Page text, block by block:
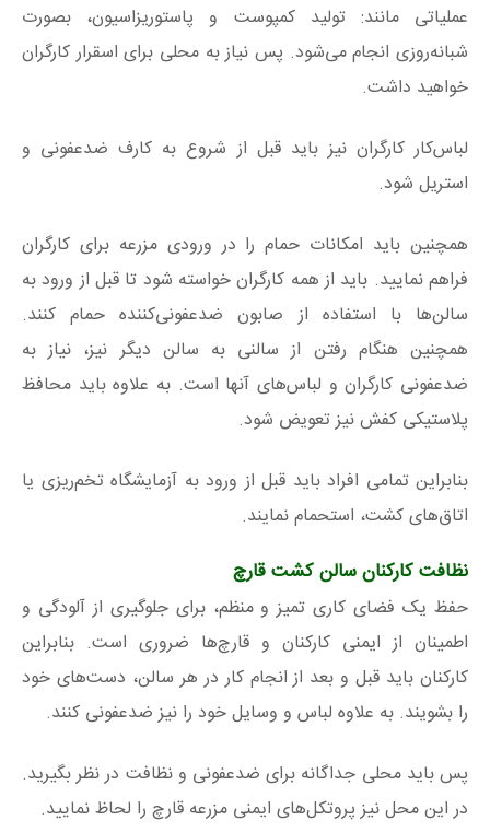
عملیاتی مانند: تولید کمپوست و پاستوریزاسیون، بصورت
شبانه‌روزی انجام می‌شود. پس نیاز به محلی برای اسقرار کارگران
خواهید داشت.
لباس‌کار کارگران نیز باید قبل از شروع به کارف ضدعفونی و
استریل شود.
همچنین باید امکانات حمام را در ورودی مزرعه برای کارگران
فراهم نمایید. باید از همه کارگران خواسته شود تا قبل از ورود به
سالن‌ها با استفاده از صابون ضدعفونی‌کننده حمام کنند.
همچنین هنگام رفتن از سالنی به سالن دیگر نیز، نیاز به
ضدعفونی کارگران و لباس‌های آنها است. به علاوه باید محافظ
پلاستیکی کفش نیز تعویض شود.
بنابراین تمامی افراد باید قبل از ورود به آزمایشگاه تخم‌ریزی یا
اتاق‌های کشت، استحمام نمایند.
نظافت کارکنان سالن کشت قارچ
حفظ یک فضای کاری تمیز و منظم، برای جلوگیری از آلودگی و
اطمینان از ایمنی کارکنان و قارچ‌ها ضروری است. بنابراین
کارکنان باید قبل و بعد از انجام کار در هر سالن، دست‌های خود
را بشویند. به علاوه لباس و وسایل خود را نیز ضدعفونی کنند.
پس باید محلی جداگانه برای ضدعفونی و نظافت در نظر بگیرید.
در این محل نیز پروتکل‌های ایمنی مزرعه قارچ را لحاظ نمایید.